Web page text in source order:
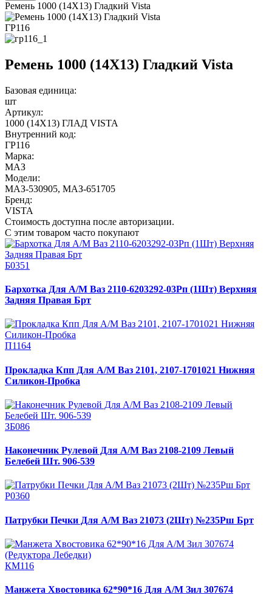
Ремень 1000 (14Х13) Гладкий Vista
ГР116
Ремень 1000 (14Х13) Гладкий Vista
Базовая единица:
шт
Артикул:
1000 (14Х13) ГЛАД VISTA
Внутренний код:
ГР116
Марка:
МАЗ
Модели:
МАЗ-530905, МАЗ-651705
Бренд:
VISTA
Стоимость доступна после авторизации.
С этим товаром часто покупают
Б0351
Бархотка Для А/М Ваз 2110-6203292-03Рп (1Шт) Верхняя
Задняя Правая Брт
П1164
Прокладка Кпп Для А/М Ваз 2101, 2107-1701021 Нижняя
Силикон-Пробка
ЗБ086
Наконечник Рулевой Для А/М Ваз 2108-2109 Левый
Белебей Шт. 906-539
Р0360
Патрубки Печки Для А/М Ваз 21073 (2Шт) №235Рш Брт
КМ116
Манжета Хвостовика 62*90*16 Для А/М Зил 307674